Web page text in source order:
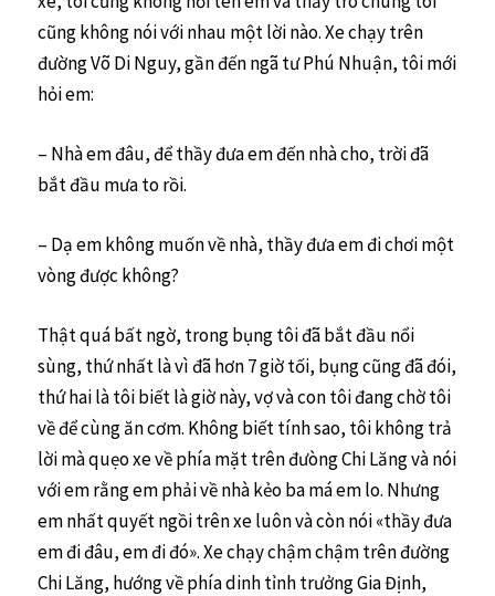
cũng không nói với nhau một lời nào. Xe chạy trên
đường Võ Di Nguy, gần đến ngã tư Phú Nhuận, tôi mới
hỏi em:
– Nhà em đâu, để thầy đưa em đến nhà cho, trời đã
bắt đầu mưa to rồi.
– Dạ em không muốn về nhà, thầy đưa em đi chơi một
vòng được không?
Thật quá bất ngờ, trong bụng tôi đã bắt đầu nổi
sùng, thứ nhất là vì đã hơn 7 giờ tối, bụng cũng đã đói,
thứ hai là tôi biết là giờ này, vợ và con tôi đang chờ tôi
về để cùng ăn cơm. Không biết tính sao, tôi không trả
lời mà quẹo xe về phía mặt trên đưòng Chi Lăng và nói
với em rằng em phải về nhà kẻo ba má em lo. Nhưng
em nhất quyết ngồi trên xe luôn và còn nói «thầy đưa
em đi đâu, em đi đó». Xe chạy chậm chậm trên đường
Chi Lăng, hướng về phía dinh tỉnh trưởng Gia Định,